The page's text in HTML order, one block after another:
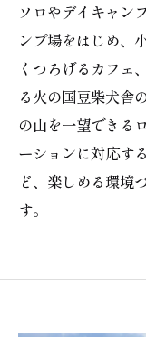
ソロやデイキャン
ンプ場をはじめ、
くつろげるカフェ
る火の国豆柴犬舎
の山を一望できる
ーションに対応す
ど、楽しめる環境
す。